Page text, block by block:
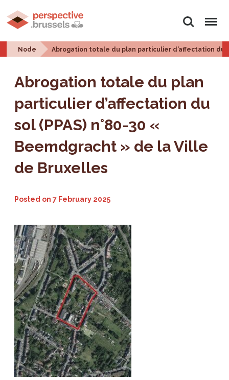
Search Menu
Node Abrogation totale du plan particulier d’affectation du
Abrogation totale du plan
particulier d’affectation du
sol (PPAS) n°80-30 «
Beemdgracht » de la Ville
de Bruxelles
Posted on7 February 2025